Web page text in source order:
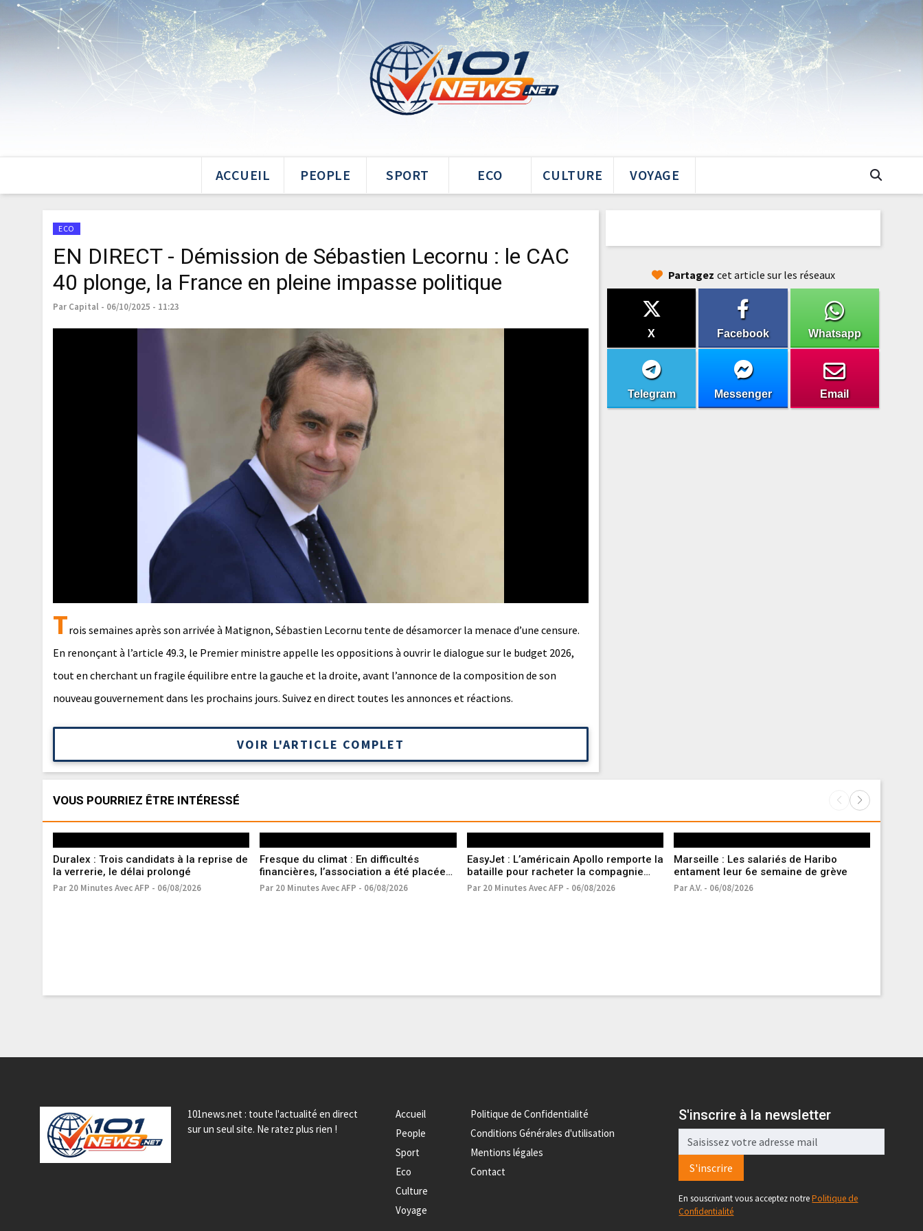
ACCUEIL PEOPLE SPORT ECO CULTURE VOYAGE
ECO
EN DIRECT - Démission de Sébastien Lecornu : le CAC
40 plonge, la France en pleine impasse politique
Par Capital - 06/10/2025 - 11:23
Trois semaines après son arrivée à Matignon, Sébastien Lecornu tente de désamorcer la menace d’une censure.
En renonçant à l’article 49.3, le Premier ministre appelle les oppositions à ouvrir le dialogue sur le budget 2026,
tout en cherchant un fragile équilibre entre la gauche et la droite, avant l’annonce de la composition de son
nouveau gouvernement dans les prochains jours. Suivez en direct toutes les annonces et réactions.
VOIR L'ARTICLE COMPLET
Partagez cet article sur les réseaux
X Facebook Whatsapp
Telegram Messenger Email
VOUS POURRIEZ ÊTRE INTÉRESSÉ
Duralex : Trois candidats à la reprise de
la verrerie, le délai prolongé
Par 20 Minutes Avec AFP - 06/08/2026
Fresque du climat : En difficultés
financières, l’association a été placée
en procédure de sauvegarde
Par 20 Minutes Avec AFP - 06/08/2026
EasyJet : L’américain Apollo remporte la
bataille pour racheter la compagnie
aérienne low-cost
Par 20 Minutes Avec AFP - 06/08/2026
Marseille : Les salariés de Haribo
entament leur 6e semaine de grève
Par A.V. - 06/08/2026
101news.net : toute l'actualité en direct
sur un seul site. Ne ratez plus rien !
Accueil
People
Sport
Eco
Culture
Voyage
Politique de Confidentialité
Conditions Générales d'utilisation
Mentions légales
Contact
S'inscrire à la newsletter
S'inscrire
En souscrivant vous acceptez notrePolitique de
Confidentialité